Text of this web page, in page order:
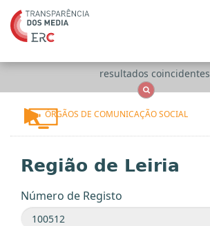
resultados coincidentes
ÓRGÃOS DE COMUNICAÇÃO SOCIAL
Região de Leiria
Número de Registo